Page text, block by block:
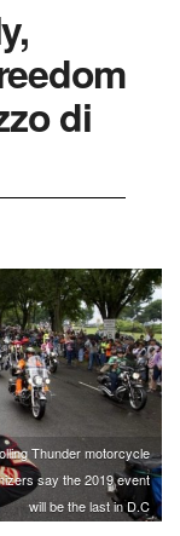
di
Thunder motorcycle
say the 2019 event
will be the last in D.C